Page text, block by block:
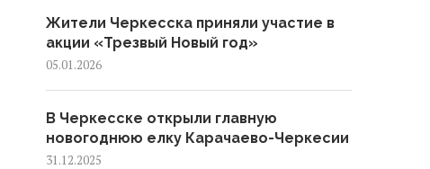
Жители Черкесска приняли участие в
акции «Трезвый Новый год»
05.01.2026
В Черкесске открыли главную
новогоднюю елку Карачаево-Черкесии
31.12.2025